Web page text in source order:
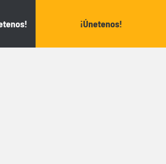
¡Únetenos!
¡Únetenos!